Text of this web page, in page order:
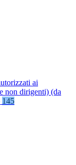
ai
non dirigenti) (da
145